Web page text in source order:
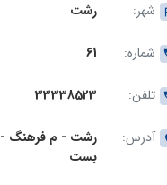
شهر: رشت
شماره: 61
تلفن: 33338523
آدرس:
بست